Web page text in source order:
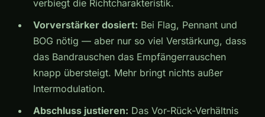
verbiegt die Richtcharakteristik.
Vorverstärker dosiert: Bei Flag, Pennant und
BOG nötig — aber nur so viel Verstärkung, dass
das Bandrauschen das Empfängerrauschen
knapp übersteigt. Mehr bringt nichts außer
Intermodulation.
Abschluss justieren: Das Vor-Rück-Verhältnis